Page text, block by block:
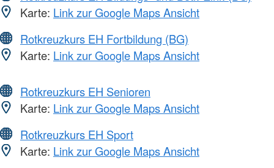
Karte: Link zur Google Maps Ansicht
Rotkreuzkurs EH Fortbildung (BG)
Karte: Link zur Google Maps Ansicht
Rotkreuzkurs EH Senioren
Karte: Link zur Google Maps Ansicht
Rotkreuzkurs EH Sport
Karte: Link zur Google Maps Ansicht